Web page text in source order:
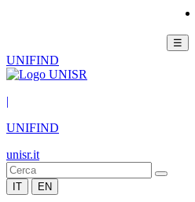
☰
UNIFIND
|
UNIFIND
unisr.it
IT EN